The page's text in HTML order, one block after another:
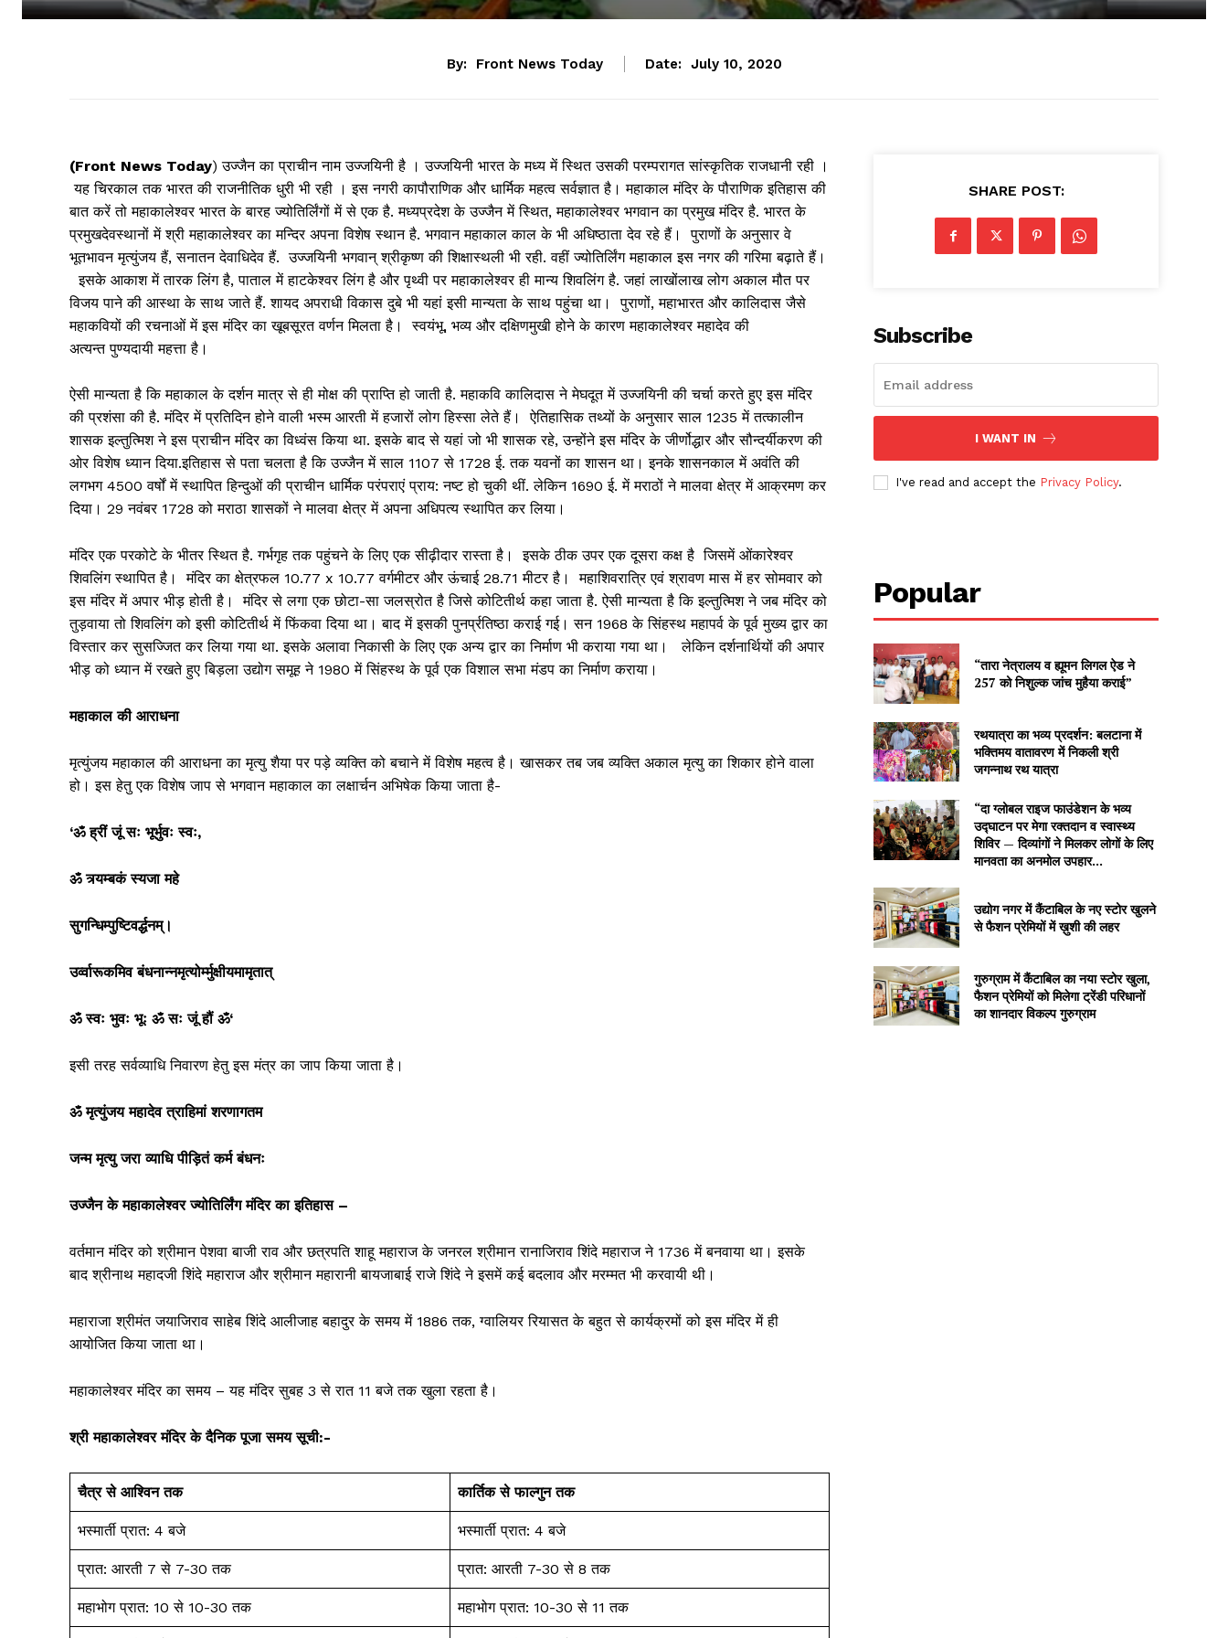
By: Front News Today Date: July 10, 2020
(Front News Today) उज्जैन का प्राचीन नाम उज्जयिनी है । उज्जयिनी भारत के मध्य में स्थित उसकी परम्परागत सांस्कृतिक राजधानी रही ।
यह चिरकाल तक भारत की राजनीतिक धुरी भी रही । इस नगरी कापौराणिक और धार्मिक महत्व सर्वज्ञात है। महाकाल मंदिर के पौराणिक इतिहास की
बात करें तो महाकालेश्वर भारत के बारह ज्योतिर्लिंगों में से एक है. मध्यप्रदेश के उज्जैन में स्थित, महाकालेश्वर भगवान का प्रमुख मंदिर है. भारत के
प्रमुखदेवस्थानों में श्री महाकालेश्वर का मन्दिर अपना विशेष स्थान है. भगवान महाकाल काल के भी अधिष्ठाता देव रहे हैं। पुराणों के अनुसार वे
भूतभावन मृत्युंजय हैं, सनातन देवाधिदेव हैं. उज्जयि‍नी भगवान् श्रीकृष्ण की शिक्षास्थली भी रही. वहीं ज्योतिर्लिंग महाकाल इस नगर की गरिमा बढ़ाते हैं।
इसके आकाश में तारक लिंग है, पाताल में हाटकेश्वर लिंग है और पृथ्वी पर महाकालेश्वर ही मान्य शिवलिंग है. जहां लाखोंलाख लोग अकाल मौत पर
विजय पाने की आस्था के साथ जाते हैं. शायद अपराधी विकास दुबे भी यहां इसी मान्यता के साथ पहुंचा था। पुराणों, महाभारत और कालिदास जैसे
महाकवियों की रचनाओं में इस मंदिर का खूबसूरत वर्णन मिलता है। स्वयंभू, भव्य और दक्षिणमुखी होने के कारण महाकालेश्वर महादेव की
अत्यन्त पुण्यदायी महत्ता है।
ऐसी मान्यता है कि महाकाल के दर्शन मात्र से ही मोक्ष की प्राप्ति हो जाती है. महाकवि कालिदास ने मेघदूत में उज्जयिनी की चर्चा करते हुए इस मंदिर
की प्रशंसा की है. मंदिर में प्रतिदिन होने वाली भस्म आरती में हजारों लोग हिस्सा लेते हैं। ऐतिहासिक तथ्यों के अनुसार साल 1235 में तत्कालीन
शासक इल्तुत्मिश ने इस प्राचीन मंदिर का विध्वंस किया था. इसके बाद से यहां जो भी शासक रहे, उन्होंने इस मंदिर के जीर्णोद्धार और सौन्दर्यीकरण की
ओर विशेष ध्यान दिया.इतिहास से पता चलता है कि उज्जैन में साल 1107 से 1728 ई. तक यवनों का शासन था। इनके शासनकाल में अवंति की
लगभग 4500 वर्षों में स्थापित हिन्दुओं की प्राचीन धार्मिक परंपराएं प्राय: नष्ट हो चुकी थीं. लेकिन 1690 ई. में मराठों ने मालवा क्षेत्र में आक्रमण कर
दिया। 29 नवंबर 1728 को मराठा शासकों ने मालवा क्षेत्र में अपना अधिपत्य स्थापित कर लिया।
मंदिर एक परकोटे के भीतर स्थित है. गर्भगृह तक पहुंचने के लिए एक सीढ़ीदार रास्ता है। इसके ठीक उपर एक दूसरा कक्ष है जिसमें ओंकारेश्वर
शिवलिंग स्थापित है। मंदिर का क्षेत्रफल 10.77 x 10.77 वर्गमीटर और ऊंचाई 28.71 मीटर है। महाशिवरात्रि एवं श्रावण मास में हर सोमवार को
इस मंदिर में अपार भीड़ होती है। मंदिर से लगा एक छोटा-सा जलस्रोत है जिसे कोटितीर्थ कहा जाता है. ऐसी मान्यता है कि इल्तुत्मिश ने जब मंदिर को
तुड़वाया तो शिवलिंग को इसी कोटितीर्थ में फिंकवा दिया था। बाद में इसकी पुनर्प्रतिष्ठा कराई गई। सन 1968 के सिंहस्थ महापर्व के पूर्व मुख्य द्वार का
विस्तार कर सुसज्जित कर लिया गया था. इसके अलावा निकासी के लिए एक अन्य द्वार का निर्माण भी कराया गया था। लेकिन दर्शनार्थियों की अपार
भीड़ को ध्यान में रखते हुए बिड़ला उद्योग समूह ने 1980 में सिंहस्थ के पूर्व एक विशाल सभा मंडप का निर्माण कराया।
महाकाल की आराधना
मृत्युंजय महाकाल की आराधना का मृत्यु शैया पर पड़े व्यक्ति को बचाने में विशेष महत्व है। खासकर तब जब व्यक्ति अकाल मृत्यु का शिकार होने वाला
हो। इस हेतु एक विशेष जाप से भगवान महाकाल का लक्षार्चन अभिषेक किया जाता है-
‘ॐ ह्रीं जूं सः भूर्भुवः स्वः,
ॐ त्र्यम्बकं स्यजा महे
सुगन्धिम्पुष्टिवर्द्धनम्‌।
उर्व्वारूकमिव बंधनान्नमृत्योर्म्मुक्षीयमामृतात्‌
ॐ स्वः भुवः भूः ॐ सः जूं हौं ॐ‘
इसी तरह सर्वव्याधि निवारण हेतु इस मंत्र का जाप किया जाता है।
ॐ मृत्युंजय महादेव त्राहिमां शरणागतम
जन्म मृत्यु जरा व्याधि पीड़ितं कर्म बंधनः
उज्जैन के महाकालेश्वर ज्योतिर्लिंग मंदिर का इतिहास –
वर्तमान मंदिर को श्रीमान पेशवा बाजी राव और छत्रपति शाहू महाराज के जनरल श्रीमान रानाजिराव शिंदे महाराज ने 1736 में बनवाया था। इसके
बाद श्रीनाथ महादजी शिंदे महाराज और श्रीमान महारानी बायजाबाई राजे शिंदे ने इसमें कई बदलाव और मरम्मत भी करवायी थी।
महाराजा श्रीमंत जयाजिराव साहेब शिंदे आलीजाह बहादुर के समय में 1886 तक, ग्वालियर रियासत के बहुत से कार्यक्रमों को इस मंदिर में ही
आयोजित किया जाता था।
महाकालेश्वर मंदिर का समय – यह मंदिर सुबह 3 से रात 11 बजे तक खुला रहता है।
श्री महाकालेश्वर मंदिर के दैनिक पूजा समय सूची:-
चैत्र से आश्विन तक कार्तिक से फाल्गुन तक
भस्मार्ती प्रात: 4 बजे भस्मार्ती प्रात: 4 बजे
प्रात: आरती 7 से 7-30 तक प्रात: आरती 7-30 से 8 तक
महाभोग प्रात: 10 से 10-30 तक महाभोग प्रात: 10-30 से 11 तक
SHARE POST:
Subscribe
I WANT IN
I've read and accept the Privacy Policy.
Popular
“तारा नेत्रालय व ह्यूमन लिगल ऐड ने
257 को निशुल्क जांच मुहैया कराई”
रथयात्रा का भव्य प्रदर्शन: बलटाना में
भक्तिमय वातावरण में निकली श्री
जगन्नाथ रथ यात्रा
“दा ग्लोबल राइज फाउंडेशन के भव्य
उद्घाटन पर मेगा रक्तदान व स्वास्थ्य
शिविर — दिव्यांगों ने मिलकर लोगों के लिए
मानवता का अनमोल उपहार...
उद्योग नगर में कैंटाबिल के नए स्टोर खुलने
से फैशन प्रेमियों में ख़ुशी की लहर
गुरुग्राम में कैंटाबिल का नया स्टोर खुला,
फैशन प्रेमियों को मिलेगा ट्रेंडी परिधानों
का शानदार विकल्प गुरुग्राम